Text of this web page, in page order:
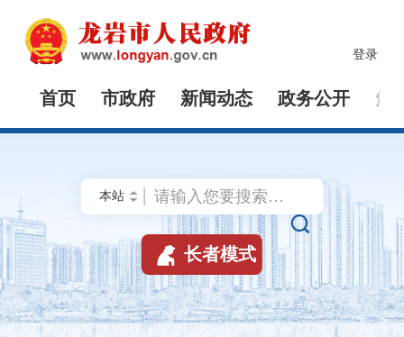
登录
首页 市政府 新闻动态 政务公开 解

 长者模式